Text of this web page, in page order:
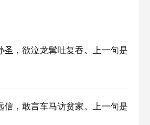
圣，欲泣龙髯吐复吞。上一句是
信，敢言车马访贫家。上一句是